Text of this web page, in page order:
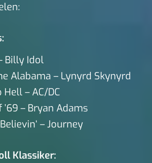
Billy Idol
Alabama – Lynyrd Skynyrd
– AC/DC
– Bryan Adams
– Journey
Klassiker: